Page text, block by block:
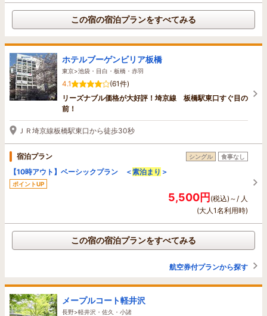
この宿の宿泊プランをすべてみる
ホテルブーゲンビリア板橋
東京>池袋・目白・板橋・赤羽
4.1
(61件)
リーズナブル価格が大好評！埼京線 板橋駅東口すぐ目の
前！
ＪＲ埼京線板橋駅東口から徒歩30秒
宿泊プラン シングル 食事なし
【10時アウト】ベーシックプラン ＜素泊まり ＞
ポイントUP
5,500円(税込)～/ 人
(大人1名利用時)
この宿の宿泊プランをすべてみる
航空券付プランから探す
メープルコート軽井沢
長野>軽井沢・佐久・小諸